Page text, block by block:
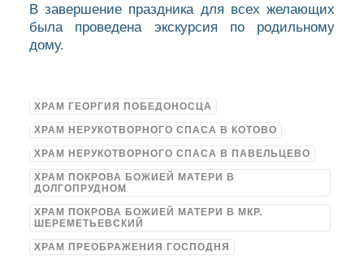
В завершение праздника для всех желающих
была проведена экскурсия по родильному
дому.
ХРАМ ГЕОРГИЯ ПОБЕДОНОСЦА
ХРАМ НЕРУКОТВОРНОГО СПАСА В КОТОВО
ХРАМ НЕРУКОТВОРНОГО СПАСА В ПАВЕЛЬЦЕВО
ХРАМ ПОКРОВА БОЖИЕЙ МАТЕРИ В
ДОЛГОПРУДНОМ
ХРАМ ПОКРОВА БОЖИЕЙ МАТЕРИ В МКР.
ШЕРЕМЕТЬЕВСКИЙ
ХРАМ ПРЕОБРАЖЕНИЯ ГОСПОДНЯ